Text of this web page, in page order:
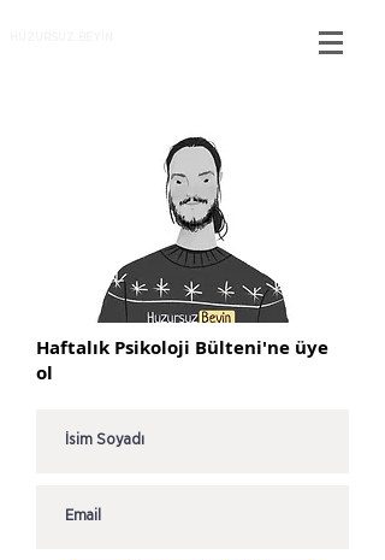
Haftalık Psikoloji Bülteni'ne üye
ol